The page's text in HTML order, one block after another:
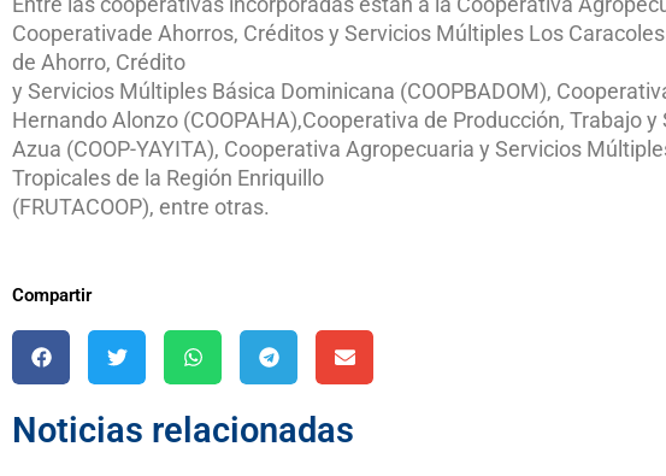
Cooperativade Ahorros, Créditos y Servicios Múltiples Los Caracoles
de Ahorro, Crédito
y Servicios Múltiples Básica Dominicana (COOPBADOM),
Hernando Alonzo (COOPAHA),Cooperativa de Producción, Trabajo
Azua (COOP-YAYITA), Cooperativa Agropecuaria y Servicios
Tropicales de la Región Enriquillo
(FRUTACOOP), entre otras.
Compartir
Noticias relacionadas